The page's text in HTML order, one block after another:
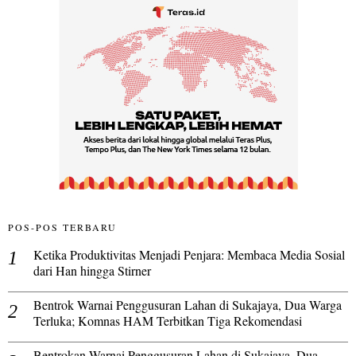
POS-POS TERBARU
Ketika Produktivitas Menjadi Penjara: Membaca Media Sosial
dari Han hingga Stirner
Bentrok Warnai Penggusuran Lahan di Sukajaya, Dua Warga
Terluka; Komnas HAM Terbitkan Tiga Rekomendasi